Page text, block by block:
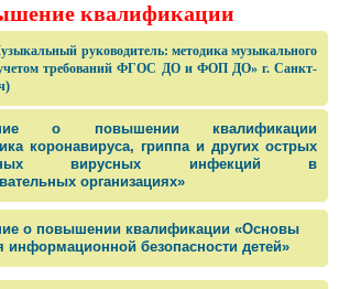
квалификации
руководитель: методика музыкального
учетом требований ФГОС ДО и ФОП ДО» г. Санкт-
о повышении квалификации
коронавируса, гриппа и других острых
вирусных инфекций в
организациях»
о повышении квалификации «Основы
информационной безопасности детей»